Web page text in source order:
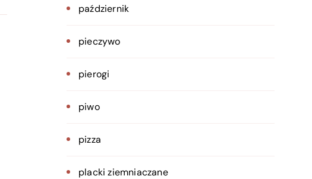
październik
pieczywo
pierogi
piwo
pizza
placki ziemniaczane